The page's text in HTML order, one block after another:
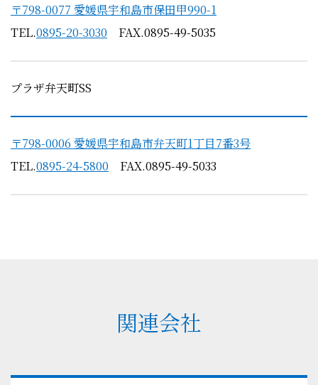
〒798-0077 愛媛県宇和島市保田甲990-1
TEL.0895-20-3030 FAX.0895-49-5035
プラザ弁天町SS
〒798-0006 愛媛県宇和島市弁天町1丁目7番3号
TEL.0895-24-5800 FAX.0895-49-5033
関連会社